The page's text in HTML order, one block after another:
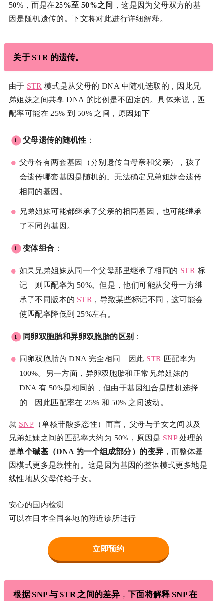
50%，而是在25%至 50%之间
，这是因为父母双方的基
因是随机遗传的。下文将对此进行详细解释。
关于 STR 的遗传。
由于 STR 模式是从父母的 DNA 中随机选取的，因此兄
弟姐妹之间共享 DNA 的比例是不固定的。具体来说，匹
配率可能在 25% 到 50% 之间，原因如下
父母遗传的随机性：
父母各有两套基因（分别遗传自母亲和父亲），孩子
会遗传哪套基因是随机的。无法确定兄弟姐妹会遗传
相同的基因。
兄弟姐妹可能都继承了父亲的相同基因，也可能继承
了不同的基因。
变体组合 ：
如果兄弟姐妹从同一个父母那里继承了相同的 STR 标
记，则匹配率为 50%。但是，他们可能从父母一方继
承了不同版本的 STR ，导致某些标记不同，这可能会
使匹配率降低到 25%左右。
同卵双胞胎和异卵双胞胎的区别 ：
同卵双胞胎的 DNA 完全相同，因此 STR 匹配率为
100%。另一方面，异卵双胞胎和正常兄弟姐妹的
DNA 有 50%是相同的，但由于基因组合是随机选择
的，因此匹配率在 25% 和 50% 之间波动。
就 SNP（单核苷酸多态性）而言，父母与子女之间以及
兄弟姐妹之间的匹配率大约为 50%，原因是 SNP处理的
是单个碱基（DNA 的一个组成部分）的变异 ，而整体基
因模式更多是线性的。这是因为基因的整体模式更多地是
线性地从父母传给子女。
安心的国内检测
可以在日本全国各地的附近诊所进行
立即预约
根据 SNP 与 STR 之间的差异，下面将解释 SNP 在